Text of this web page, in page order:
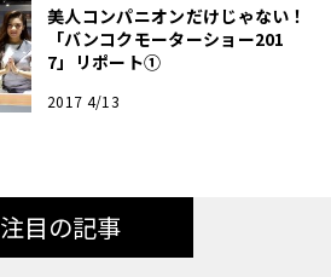
美人コンパニオンだけじゃない！
「バンコクモーターショー201
7」リポート①
2017 4/13
注目の記事